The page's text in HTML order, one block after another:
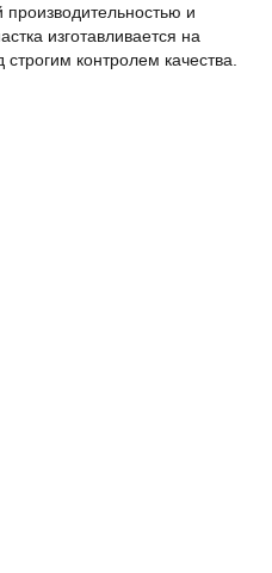
производительностью и
изготавливается на
контролем качества.